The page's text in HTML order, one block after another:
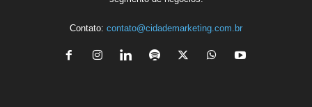
Contato: contato@cidademarketing.com.br